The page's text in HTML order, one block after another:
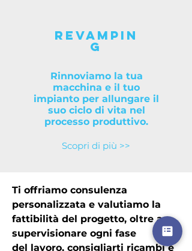
REVAMPIN
G
Rinnoviamo la tua
macchina e il tuo
impianto per allungare il
suo ciclo di vita nel
processo produttivo.
Scopri di più >>
Ti offriamo consulenza
personalizzata e valutiamo la
fattibilità del progetto, oltre a
supervisionare ogni fase
del lavoro, consigliarti ricambi e